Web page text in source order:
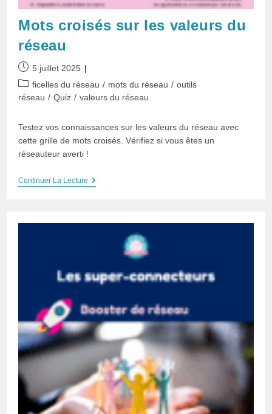
Mots croisés sur les valeurs du
réseau
Publication
publiée :
5 juillet 2025
Post
category:
ficelles du réseau / mots du réseau / outils
réseau / Quiz / valeurs du réseau
Testez vos connaissances sur les valeurs du réseau avec
cette grille de mots croisés. Vérifiez si vous êtes un
réseauteur averti !
Continuer La LectureMots